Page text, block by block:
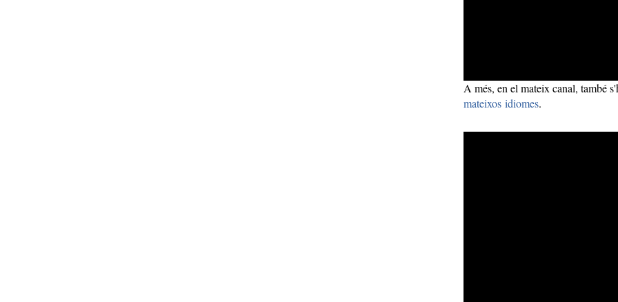
A més, en el mateix canal, també
mateixos idiomes.